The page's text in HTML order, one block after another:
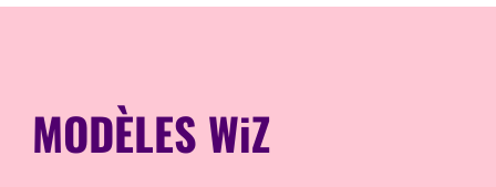
MODÈLES WiZ